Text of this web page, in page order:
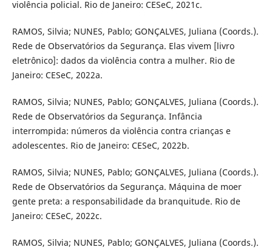
violência policial. Rio de Janeiro: CESeC, 2021c.
RAMOS, Silvia; NUNES, Pablo; GONÇALVES, Juliana (Coords.).
Rede de Observatórios da Segurança. Elas vivem [livro
eletrônico]: dados da violência contra a mulher. Rio de
Janeiro: CESeC, 2022a.
RAMOS, Silvia; NUNES, Pablo; GONÇALVES, Juliana (Coords.).
Rede de Observatórios da Segurança. Infância
interrompida: números da violência contra crianças e
adolescentes. Rio de Janeiro: CESeC, 2022b.
RAMOS, Silvia; NUNES, Pablo; GONÇALVES, Juliana (Coords.).
Rede de Observatórios da Segurança. Máquina de moer
gente preta: a responsabilidade da branquitude. Rio de
Janeiro: CESeC, 2022c.
RAMOS, Silvia; NUNES, Pablo; GONÇALVES, Juliana (Coords.).